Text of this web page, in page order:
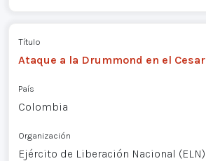
Título
Ataque a la Drummond en el Cesar
País
Colombia
Organización
Ejército de Liberación Nacional (ELN)